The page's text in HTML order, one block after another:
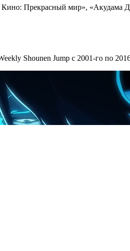
Кино: Прекрасный мир», «Акудама
Shounen Jump с 2001-го по